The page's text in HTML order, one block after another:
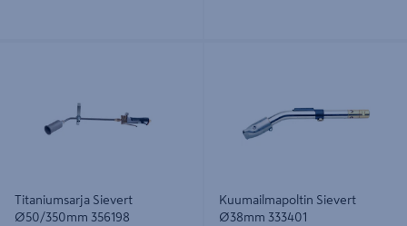
Titaniumsarja Sievert
Ø50/350mm 356198
Kuumailmapoltin Sievert
Ø38mm 333401